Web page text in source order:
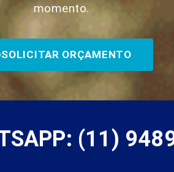
momento.
SOLICITAR ORÇAMENTO
(11)